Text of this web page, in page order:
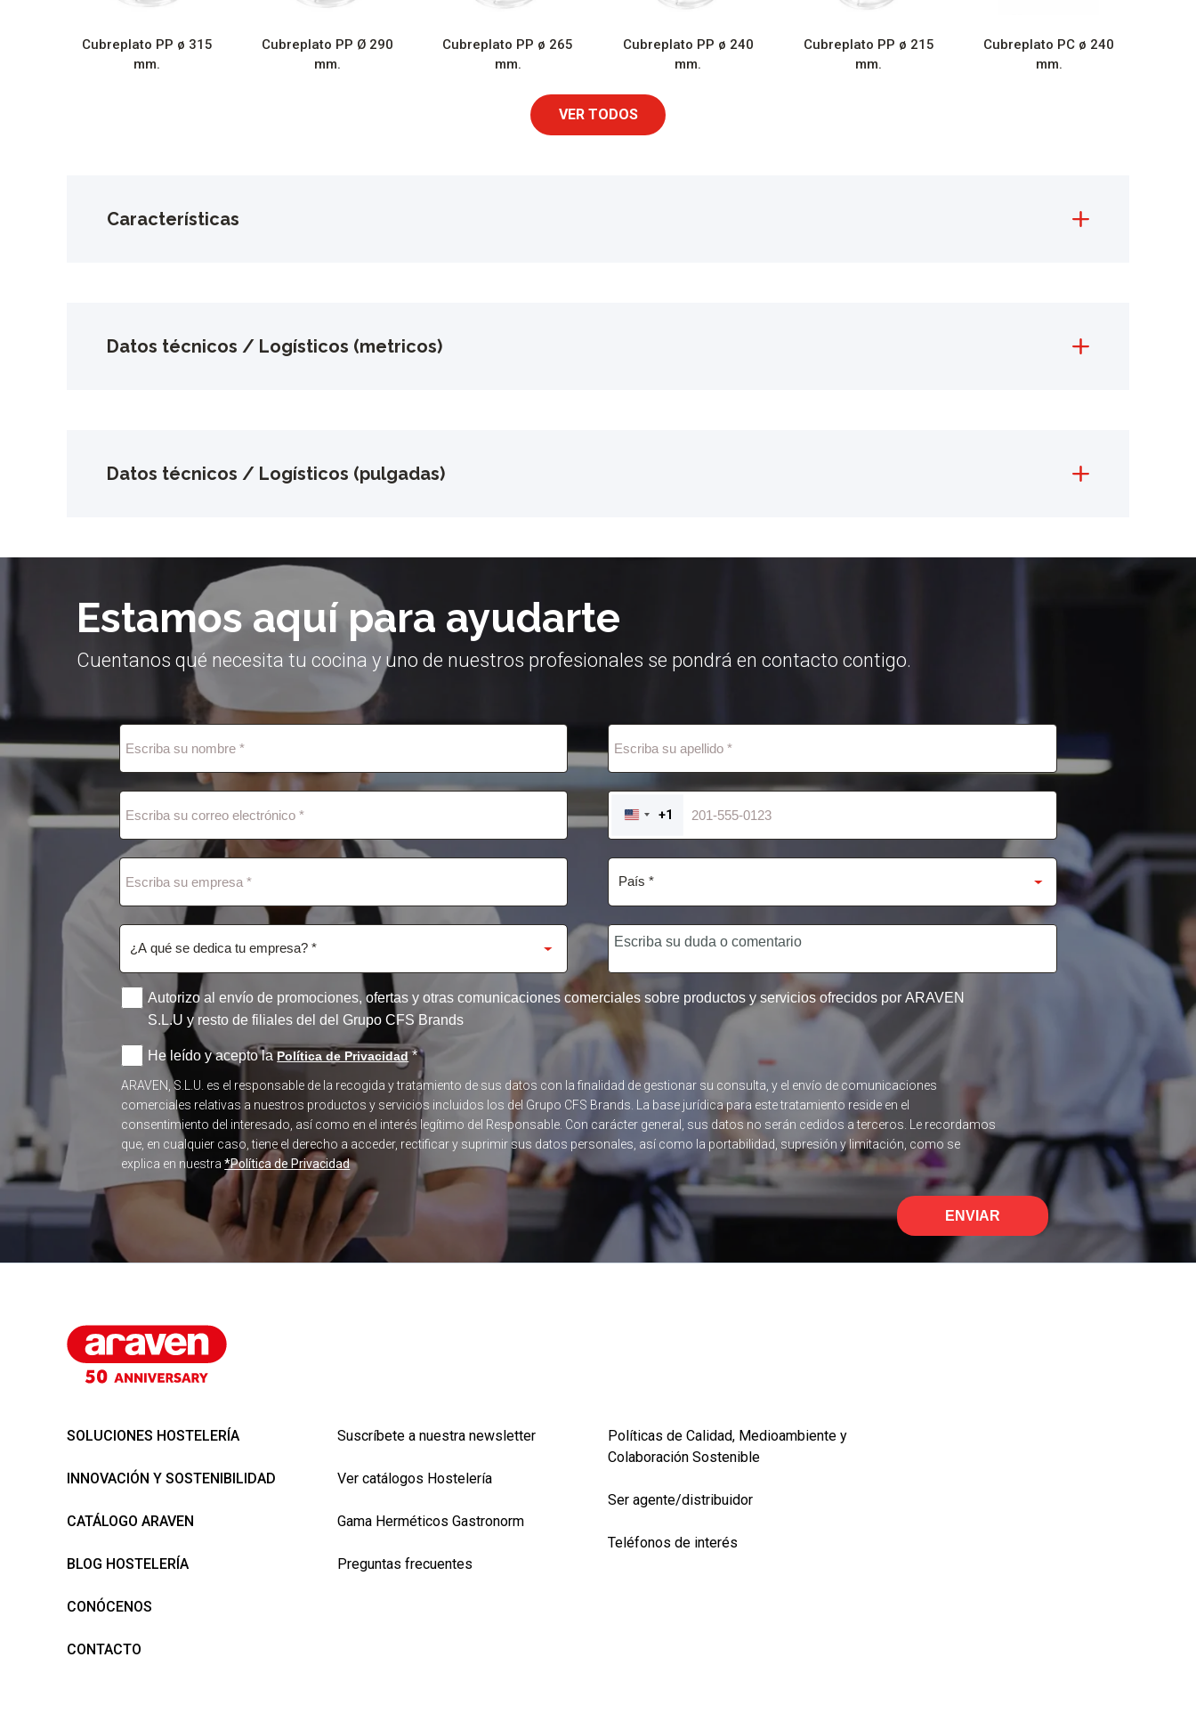
Cubreplato PP ø 315
mm.
Cubreplato PP Ø 290
mm.
Cubreplato PP ø 265
mm.
Cubreplato PP ø 240
mm.
Cubreplato PP ø 215
mm.
Cubreplato PC ø 240
mm.
VER TODOS
Características
Datos técnicos / Logísticos (metricos)
Datos técnicos / Logísticos (pulgadas)
Estamos aquí para ayudarte
Cuentanos qué necesita tu cocina y uno de nuestros profesionales se pondrá en contacto contigo.
UNITED
STATES
+1
+1
Autorizo al envío de promociones, ofertas y otras comunicaciones comerciales sobre productos y servicios ofrecidos por ARAVEN
S.L.U y resto de filiales del del Grupo CFS Brands
He leído y acepto laPolítica de Privacidad*
ARAVEN, S.L.U. es el responsable de la recogida y tratamiento de sus datos con la finalidad de gestionar su consulta, y el envío de comunicaciones
comerciales relativas a nuestros productos y servicios incluidos los del Grupo CFS Brands. La base jurídica para este tratamiento reside en el
consentimiento del interesado, así como en el interés legítimo del Responsable. Con carácter general, sus datos no serán cedidos a terceros. Le recordamos
que, en cualquier caso, tiene el derecho a acceder, rectificar y suprimir sus datos personales, así como la portabilidad, supresión y limitación, como se
explica en nuestra*Política de Privacidad
ENVIAR
SOLUCIONES HOSTELERÍA
INNOVACIÓN Y SOSTENIBILIDAD
CATÁLOGO ARAVEN
BLOG HOSTELERÍA
CONÓCENOS
CONTACTO
Suscríbete a nuestra newsletter
Ver catálogos Hostelería
Gama Herméticos Gastronorm
Preguntas frecuentes
Políticas de Calidad, Medioambiente y
Colaboración Sostenible
Ser agente/distribuidor
Teléfonos de interés